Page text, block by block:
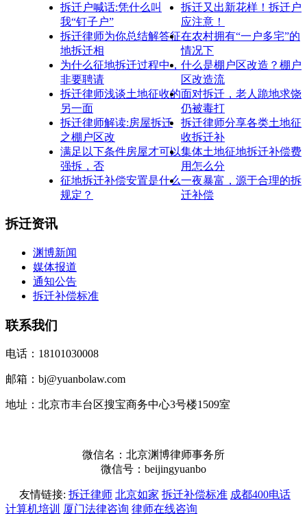
拆迁户喊话:凭什么叫
我“钉子户”
拆迁又出新花样！拆迁户
应注意！
拆迁律师为你总结解答征
地拆迁相
在农村拥有“一户多宅”的
情况下
为什么征地拆迁过程中，
非要聘请
什么是棚户区改造？棚户
区改造流
拆迁律师浅谈土地征收的
另一面
面对拆迁，老人跪地求饶
仍被毒打
拆迁律师解读:房屋拆迁
之棚户区改
拆迁律师分享各类土地征
收拆迁补
满足以下条件房屋才可以
强拆，否
集体土地征地拆迁补偿费
用怎么分
征地拆迁补偿安置是什么
规定？
一夜暴富，源于合理的拆
迁补偿
拆迁资讯
渊博新闻
媒体报道
通知公告
拆迁补偿标准
联系我们
电话：18101030008
邮箱：bj@yuanbolaw.com
地址：北京市丰台区搜宝商务中心3号楼1509室
微信名：北京渊博律师事务所
微信号：beijingyuanbo
友情链接: 拆迁律师 北京如家 拆迁补偿标准 成都400电话
计算机培训 厦门法律咨询 律师在线咨询